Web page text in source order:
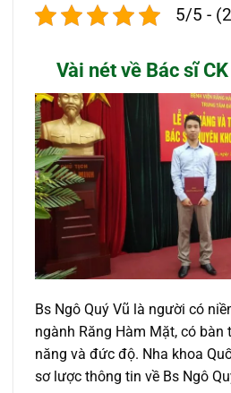
5/5 -
Vài nét về Bác sĩ
Bs Ngô Quý Vũ là người có
ngành Răng Hàm Mặt, có bàn
năng và đức độ. Nha khoa
sơ lược thông tin về Bs Ngô